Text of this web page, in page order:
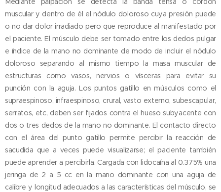
muscular y dentro de él el nódulo doloroso cuya presión puede
o no dar dolor irradiado pero que reproduce al manifestado por
el paciente. El músculo debe ser tomado entre los dedos pulgar
e índice de la mano no dominante de modo de incluir el nódulo
doloroso separando al mismo tiempo la masa muscular de
estructuras como vasos, nervios o vísceras para evitar su
punción con la aguja. Los puntos gatillo en músculos como el
supraespinoso, infraespinoso, crural, vasto externo, subescapular,
serratos, etc, deben ser fijados contra el hueso subyacente con
dos o tres dedos de la mano no dominante. El contacto directo
con el área del punto gatillo permite percibir la reacción de
sacudida que a veces puede visualizarse; el paciente también
puede aprender a percibirla. Cargada con lidocaína al 0.375% una
jeringa de 2 a 5 cc en la mano dominante con una aguja de
calibre y longitud adecuados a las características del músculo, se